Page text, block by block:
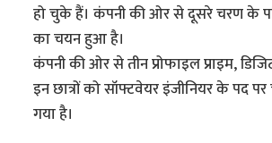
हो चुके हैं। कंपनी की ओर से दूसरे चरण के
का चयन हुआ है।
कंपनी की ओर से तीन प्रोफाइल प्राइम,
इन छात्रों को सॉफ्टवेयर इंजीनियर के पद
गया है।